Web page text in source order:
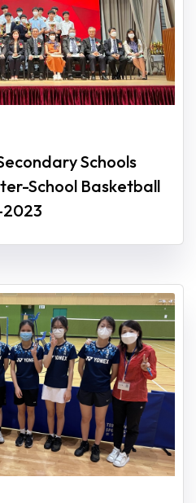
Schools
School Basketball